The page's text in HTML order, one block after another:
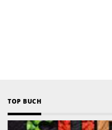
TOP BUCH